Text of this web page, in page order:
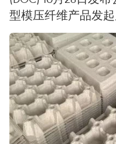
型模压纤维产品发